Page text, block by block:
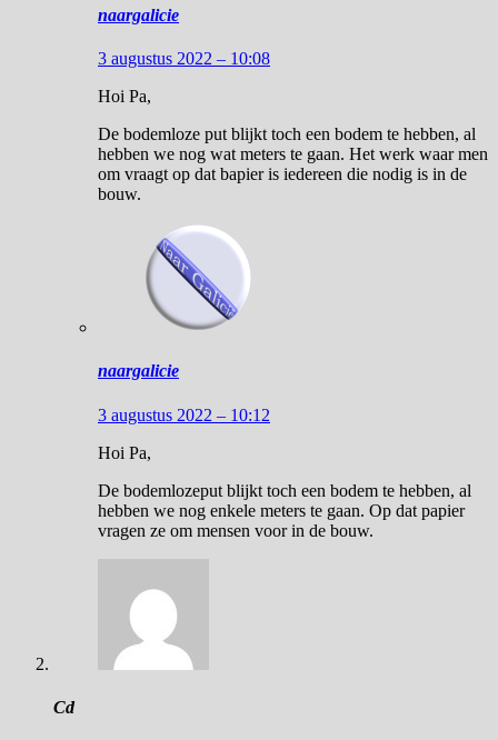
naargalicie
3 augustus 2022 – 10:08
Hoi Pa,
De bodemloze put blijkt toch een bodem te hebben, al
hebben we nog wat meters te gaan. Het werk waar men
om vraagt op dat bapier is iedereen die nodig is in de
bouw.
naargalicie
3 augustus 2022 – 10:12
Hoi Pa,
De bodemlozeput blijkt toch een bodem te hebben, al
hebben we nog enkele meters te gaan. Op dat papier
vragen ze om mensen voor in de bouw.
Cd